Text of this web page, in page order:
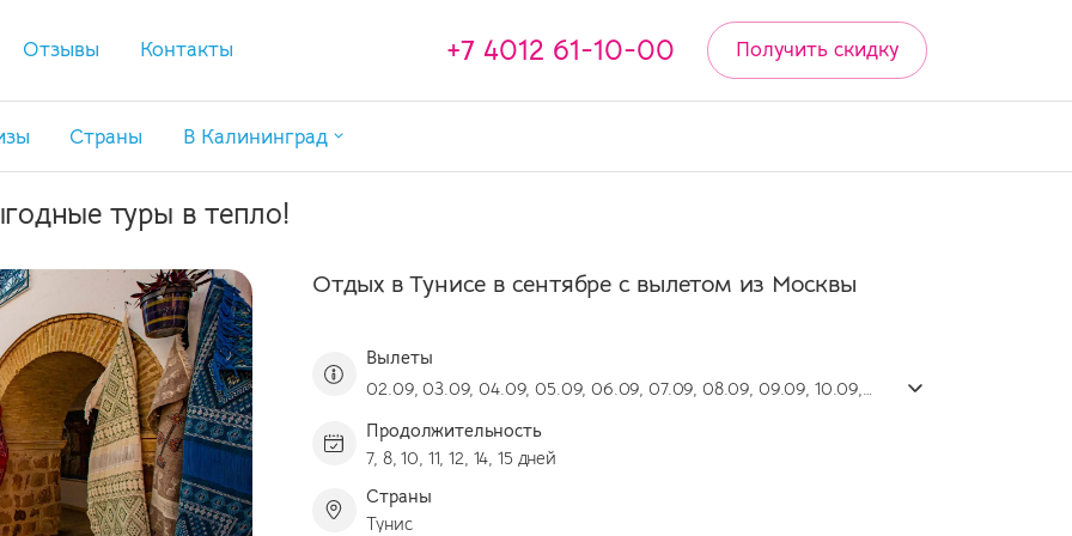
Отзывы Контакты +7 4012 61-10-00 Получить скидку
Страны В Калининград
Туры в Калининград с перелетом
Отели в Калининградской области
туры в тепло!
Отдых в Тунисе в сентябре с вылетом из Москвы
Вылеты
02.09, 03.09, 04.09, 05.09, 06.09, 07.09, 08.09, 09.09, 10.09,
Продолжительность
7, 8, 10, 11, 12, 14, 15 дней
Страны
Тунис